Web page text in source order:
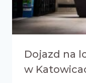
Dojazd na
w